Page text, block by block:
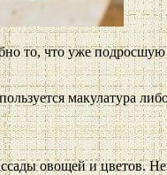
то, что уже
макулатура
овощей и цветов.